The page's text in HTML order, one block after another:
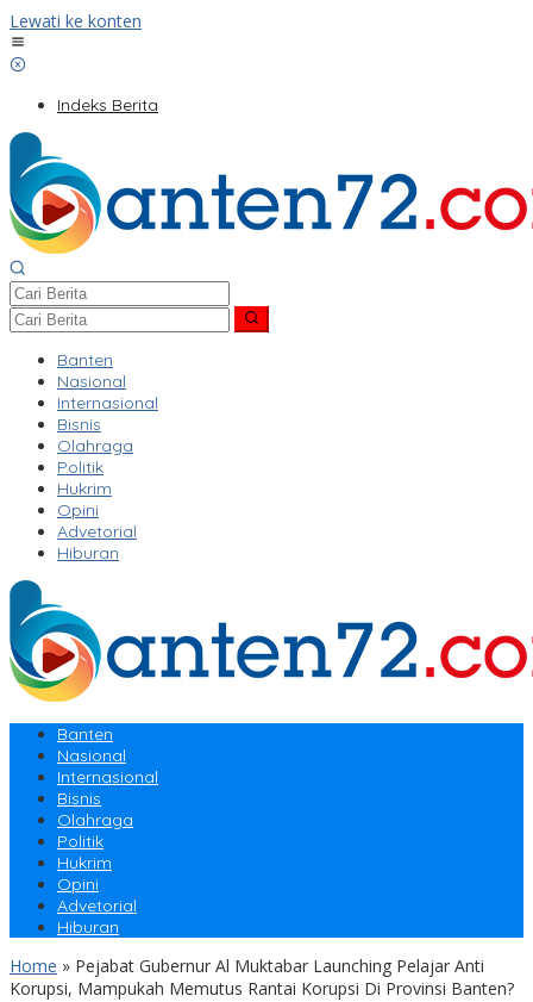
Lewati ke konten
Indeks Berita
Banten
Nasional
Internasional
Bisnis
Olahraga
Politik
Hukrim
Opini
Advetorial
Hiburan
Banten
Nasional
Internasional
Bisnis
Olahraga
Politik
Hukrim
Opini
Advetorial
Hiburan
Home » Pejabat Gubernur Al Muktabar Launching Pelajar Anti
Korupsi, Mampukah Memutus Rantai Korupsi Di Provinsi Banten?